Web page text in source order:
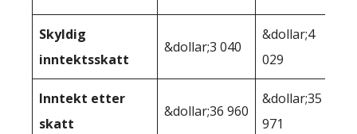
Skyldig
inntektsskatt
&dollar;3 040
&dollar;4
029
Inntekt etter
skatt
&dollar;36 960
&dollar;35
971